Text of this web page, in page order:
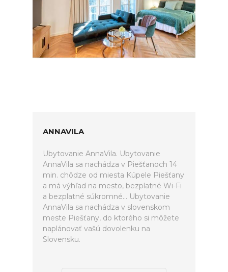
ANNAVILA
Ubytovanie AnnaVila. Ubytovanie
AnnaVila sa nachádza v Piešťanoch 14
min. chôdze od miesta Kúpele Piešťany
a má výhľad na mesto, bezplatné Wi-Fi
a bezplatné súkromné... Ubytovanie
AnnaVila sa nachádza v slovenskom
meste Piešťany, do ktorého si môžete
naplánovať vašú dovolenku na
Slovensku.